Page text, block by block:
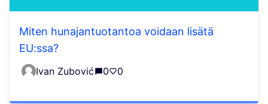
Miten hunajantuotantoa voidaan lisätä
EU:ssa?
Ivan Zubović 0 0